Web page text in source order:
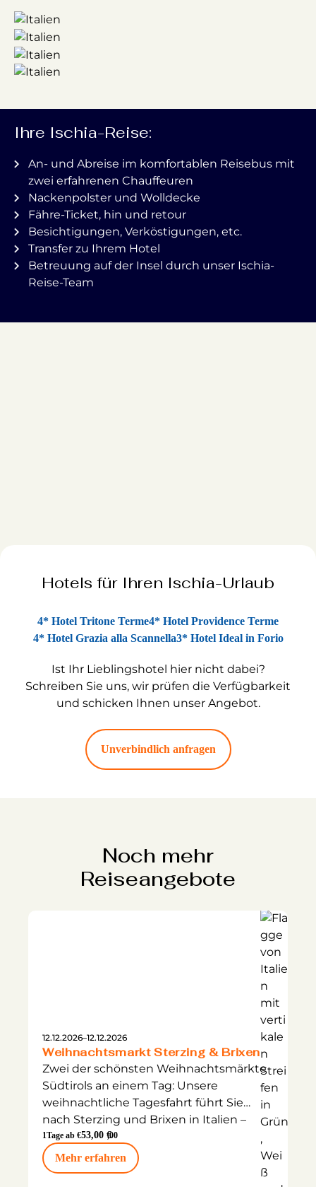
Ihre Ischia-Reise:
An- und Abreise im komfortablen Reisebus mit
zwei erfahrenen Chauffeuren
Nackenpolster und Wolldecke
Fähre-Ticket, hin und retour
Besichtigungen, Verköstigungen, etc.
Transfer zu Ihrem Hotel
Betreuung auf der Insel durch unser Ischia-
Reise-Team
Hotels für Ihren Ischia-Urlaub
4* Hotel Tritone Terme4* Hotel Providence Terme
4* Hotel Grazia alla Scannella3* Hotel Ideal in Forio
Ist Ihr Lieblingshotel hier nicht dabei?
Schreiben Sie uns, wir prüfen die Verfügbarkeit
und schicken Ihnen unser Angebot.
Unverbindlich anfragen
Noch mehr
Reiseangebote
12.12.2026–12.12.2026
Weihnachtsmarkt Sterzing & Brixen
Zwei der schönsten Weihnachtsmärkte
Südtirols an einem Tag: Unsere
weihnachtliche Tagesfahrt führt Sie
nach Sterzing und Brixen in Italien –
zwei Orte voller Charme und
vorweihnachtlicher Stimmung.
1Tage ab €53,00 €,00
Mehr erfahren